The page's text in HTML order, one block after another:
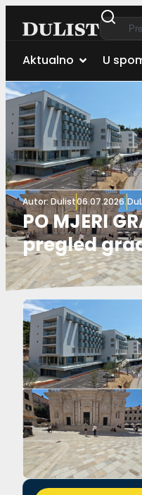
Aktualno U
Autor:Dulist06.07.2026.
PO MJERI
pregled